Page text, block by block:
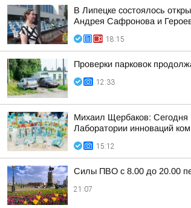
В Липецке состоялось
Андрея Сафронова и
18:15
Проверки парковок
12:33
Михаил Щербаков: Сегодня
Лаборатории инноваций
15:12
Силы ПВО с 8.00 до 20.00
21:07